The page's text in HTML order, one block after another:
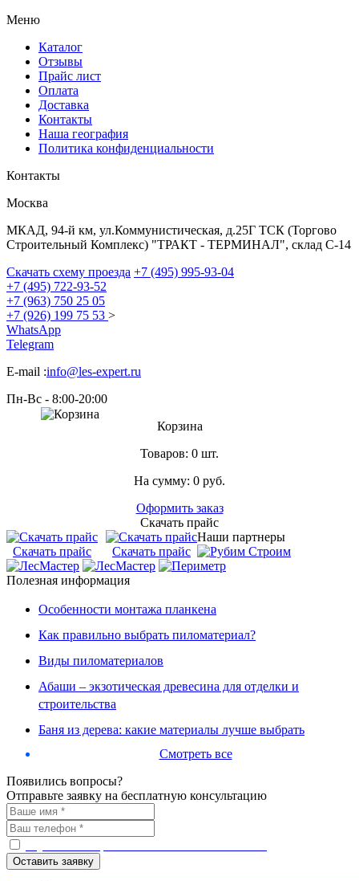
Меню
Каталог
Отзывы
Прайс лист
Оплата
Доставка
Контакты
Наша география
Политика конфиденциальности
Контакты
Москва
МКАД, 94-й км, ул.Коммунистическая, д.25Г ТСК (Торгово
Строительный Комплекс) "ТРАКТ - ТЕРМИНАЛ", склад С-14
Скачать схему проезда +7 (495) 995-93-04
+7 (495) 722-93-52
+7 (963) 750 25 05
+7 (926) 199 75 53 >
WhatsApp
Telegram
E-mail :info@les-expert.ru
Пн-Вс - 8:00-20:00
Корзина
Товаров: 0 шт.
На сумму: 0 руб.
Оформить заказ
Скачать прайс
Скачать прайс Скачать прайс
Наши партнеры
Полезная информация
Особенности монтажа планкена
Как правильно выбрать пиломатериал?
Виды пиломатериалов
Абаши – экзотическая древесина для отделки и
строительства
Баня из дерева: какие материалы лучше выбрать
Смотреть все
Появились вопросы?
Отправьте заявку на бесплатную консультацию